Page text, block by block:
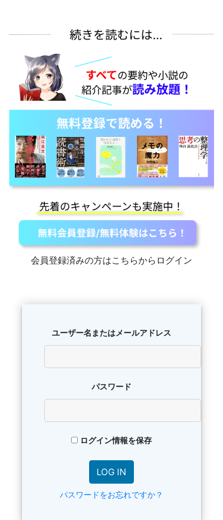
会員登録済みの方はこちらからログイン
ユーザー名またはメールアドレス
パスワード
ログイン情報を保存
パスワードをお忘れですか？